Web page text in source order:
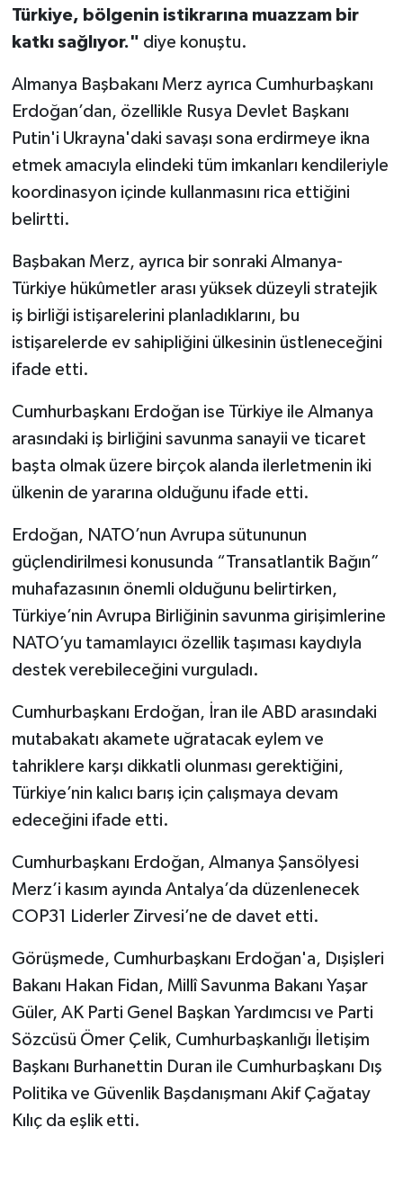
Türkiye, bölgenin istikrarına muazzam bir
katkı sağlıyor." diye konuştu.
Almanya Başbakanı Merz ayrıca Cumhurbaşkanı
Erdoğan’dan, özellikle Rusya Devlet Başkanı
Putin'i Ukrayna'daki savaşı sona erdirmeye ikna
etmek amacıyla elindeki tüm imkanları kendileriyle
koordinasyon içinde kullanmasını rica ettiğini
belirtti.
Başbakan Merz, ayrıca bir sonraki Almanya-
Türkiye hükûmetler arası yüksek düzeyli stratejik
iş birliği istişarelerini planladıklarını, bu
istişarelerde ev sahipliğini ülkesinin üstleneceğini
ifade etti.
Cumhurbaşkanı Erdoğan ise Türkiye ile Almanya
arasındaki iş birliğini savunma sanayii ve ticaret
başta olmak üzere birçok alanda ilerletmenin iki
ülkenin de yararına olduğunu ifade etti.
Erdoğan, NATO’nun Avrupa sütununun
güçlendirilmesi konusunda “Transatlantik Bağın”
muhafazasının önemli olduğunu belirtirken,
Türkiye’nin Avrupa Birliğinin savunma girişimlerine
NATO’yu tamamlayıcı özellik taşıması kaydıyla
destek verebileceğini vurguladı.
Cumhurbaşkanı Erdoğan, İran ile ABD arasındaki
mutabakatı akamete uğratacak eylem ve
tahriklere karşı dikkatli olunması gerektiğini,
Türkiye’nin kalıcı barış için çalışmaya devam
edeceğini ifade etti.
Cumhurbaşkanı Erdoğan, Almanya Şansölyesi
Merz’i kasım ayında Antalya’da düzenlenecek
COP31 Liderler Zirvesi’ne de davet etti.
Görüşmede, Cumhurbaşkanı Erdoğan'a, Dışişleri
Bakanı Hakan Fidan, Millî Savunma Bakanı Yaşar
Güler, AK Parti Genel Başkan Yardımcısı ve Parti
Sözcüsü Ömer Çelik, Cumhurbaşkanlığı İletişim
Başkanı Burhanettin Duran ile Cumhurbaşkanı Dış
Politika ve Güvenlik Başdanışmanı Akif Çağatay
Kılıç da eşlik etti.